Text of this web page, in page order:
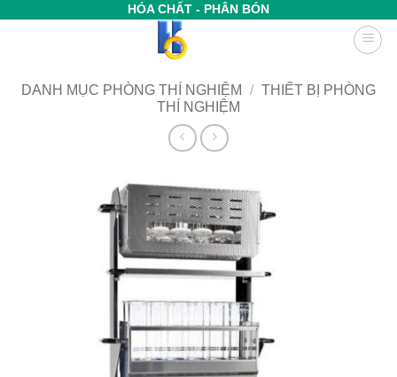
HÓA CHẤT - PHÂN BÓN
DANH MỤC PHÒNG THÍ NGHIỆM / THIẾT BỊ PHÒNG
THÍ NGHIỆM